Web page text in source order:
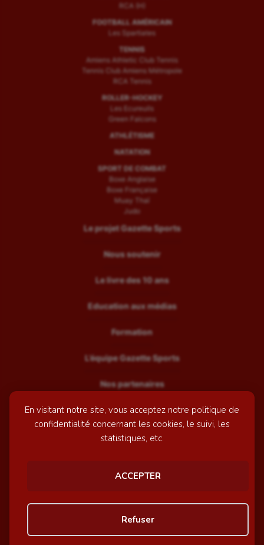
En visitant notre site, vous acceptez notre politique de
confidentialité concernant les cookies, le suivi, les
statistiques, etc.
ACCEPTER
Refuser
RCA (H)
FOOTBALL AMÉRICAIN
Les Spartiates
TENNIS
Amiens Athletic Club Tennis
Tennis Club Amiens Métropole
RCA Tennis
ROLLER-HOCKEY
Les Ecureuils
Green Falcons
ATHLÉTISME
NATATION
SPORT DE COMBAT
Boxe Anglaise
Boxe Française
Muay Thaï
Judo
Le projet Gazette Sports
Nous soutenir
Le livre des 10 ans
Education aux médias
Formation
L’équipe Gazette Sports
Nos partenaires
Recrutement
Mentions légales
© GazetteSports - 2026 | Site internet réalisé par
Awelty